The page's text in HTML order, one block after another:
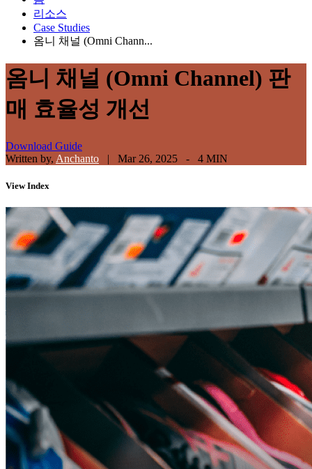
리소스
Case Studies
옴니 채널 (Omni Chann...
옴니 채널 (Omni Channel) 판
매 효율성 개선
Download Guide
Written by, Anchanto | Mar 26, 2025 - 4 MIN
ViewIndex